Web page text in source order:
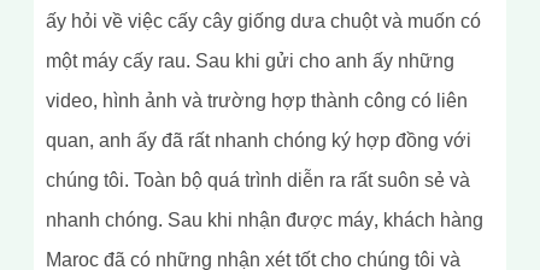
ấy hỏi về việc cấy cây giống dưa chuột và muốn có
một máy cấy rau. Sau khi gửi cho anh ấy những
video, hình ảnh và trường hợp thành công có liên
quan, anh ấy đã rất nhanh chóng ký hợp đồng với
chúng tôi. Toàn bộ quá trình diễn ra rất suôn sẻ và
nhanh chóng. Sau khi nhận được máy, khách hàng
Maroc đã có những nhận xét tốt cho chúng tôi và